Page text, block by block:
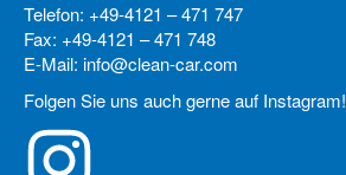
Telefon: +49-4121 – 471 747
Fax: +49-4121 – 471 748
E-Mail: info@clean-car.com
Folgen Sie uns auch gerne auf Instagram!